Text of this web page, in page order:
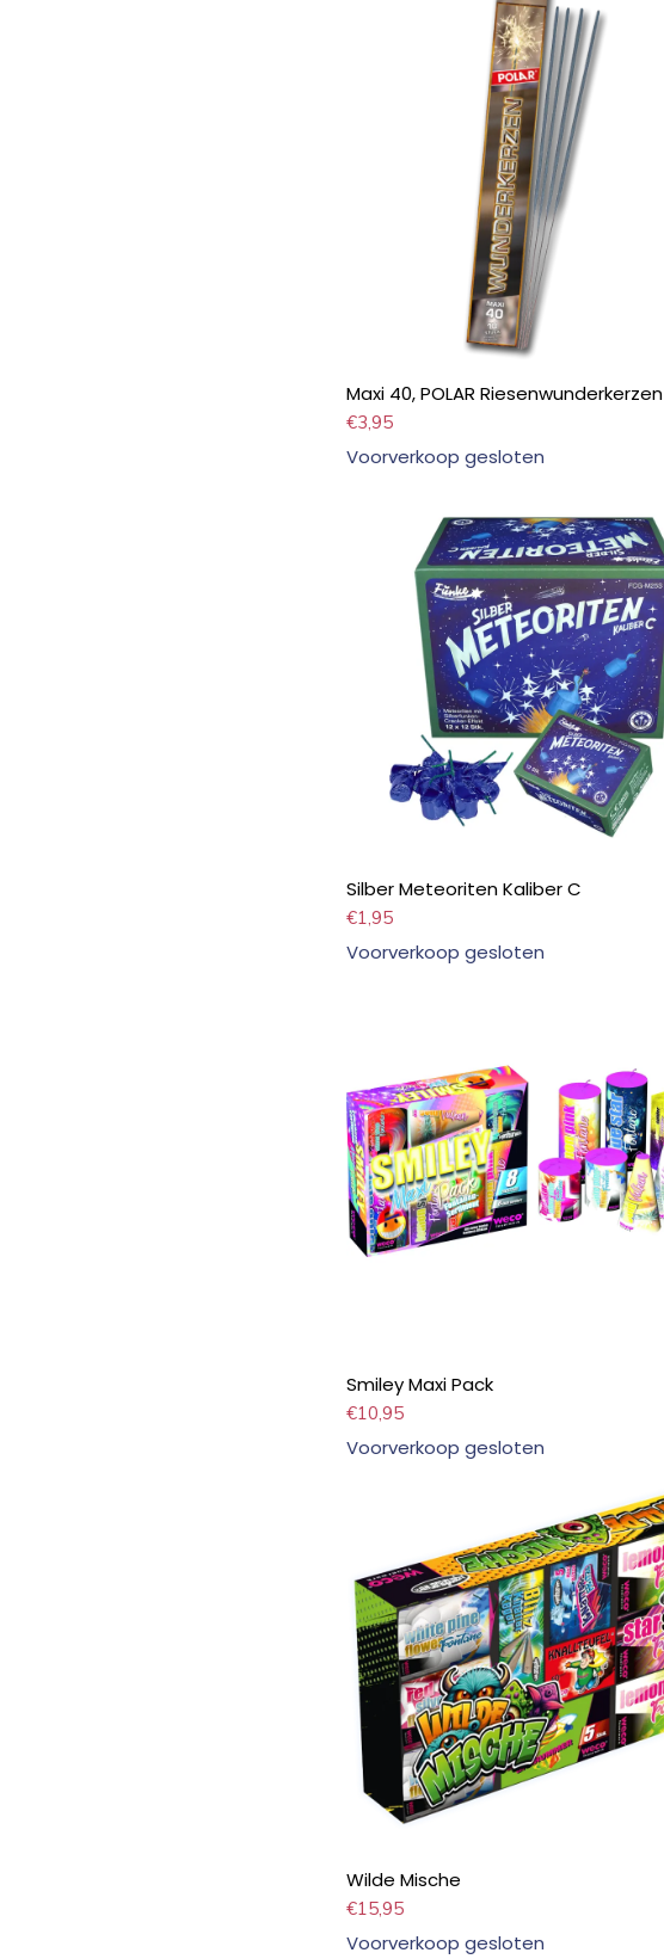
Maxi 40, POLAR Riesenwunderkerzen
€3,95
Voorverkoop gesloten
Silber Meteoriten Kaliber C
€1,95
Voorverkoop gesloten
Smiley Maxi Pack
€10,95
Voorverkoop gesloten
Wilde Mische
€15,95
Voorverkoop gesloten